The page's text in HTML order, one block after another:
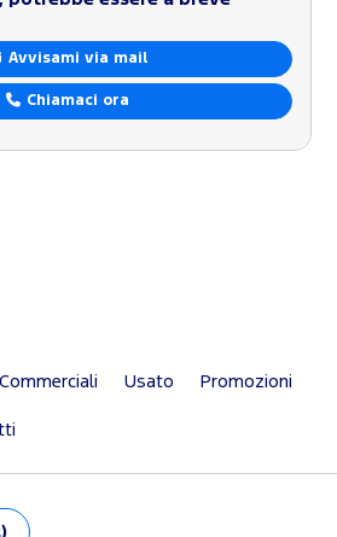
Avvisami via mail
Chiamaci ora
Usato Promozioni